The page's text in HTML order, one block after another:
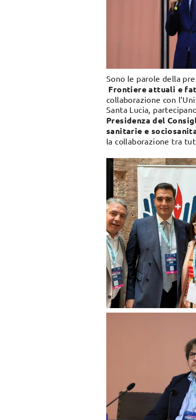
Sono le parole della
Frontiere attuali e
collaborazione con
Santa Lucia,
Presidenza del
sanitarie e
la collaborazione tra